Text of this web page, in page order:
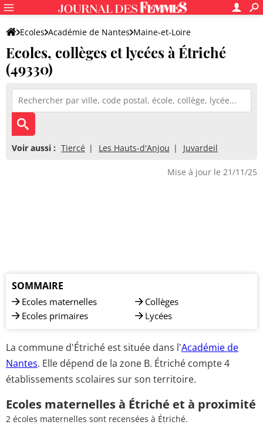
Ecoles Académie de Nantes Maine-et-Loire
Ecoles, collèges et lycées à Étriché
(49330)
Voir aussi : Tiercé Les Hauts-d'Anjou Juvardeil
Mise à jour le 21/11/25
SOMMAIRE
Ecoles maternelles
Ecoles primaires
Collèges
Lycées
La commune d'Étriché est située dans l'Académie de
Nantes. Elle dépend de la zone B. Étriché compte 4
établissements scolaires sur son territoire.
Ecoles maternelles à Étriché et à proximité
2 écoles maternelles sont recensées à Étriché.